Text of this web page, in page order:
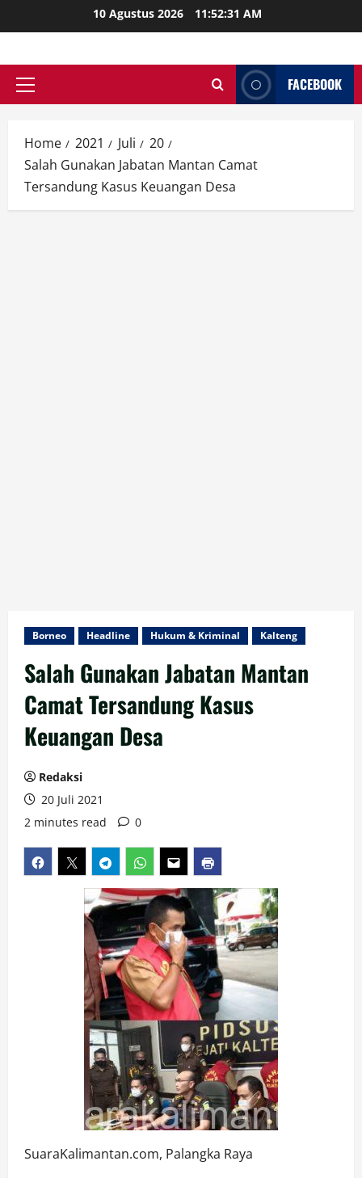
to
10 Agustus 2026 11:52:33 AM
Primary
FACEBOOK
Home 2021 Juli
20
Salah Gunakan Jabatan Mantan Camat
Tersandung Kasus Keuangan Desa
Borneo Headline Hukum & Kriminal Kalteng
Salah Gunakan Jabatan Mantan
Camat Tersandung Kasus
Keuangan Desa
Redaksi
20 Juli 2021
2 minutes read
0
SuaraKalimantan.com, Palangka Raya